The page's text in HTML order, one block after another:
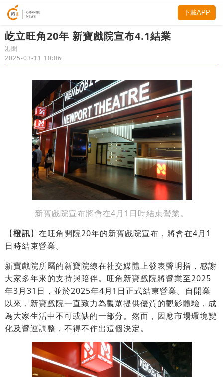
屹立旺角20年 新寶戲院宣布4.1結業
港聞
2025-03-11 10:06
新寶戲院宣布將會在4月1日時結束營業。
【橙訊】在旺角開院20年的新寶戲院宣布，將會在4月1
日時結束營業。
新寶戲院所屬的新寶院線在社交媒體上發表聲明指，感謝
大家多年來的支持與陪伴。旺角新寶戲院將營業至2025
年3月31日，並於2025年4月1日正式結東營業。自開業
以來，新寶戲院一直致力為觀眾提供優質的觀影體驗，成
為大家生活中不可或缺的一部分。然而，因應市場環境變
化及營運調整，不得不作出這個決定。
下載APP